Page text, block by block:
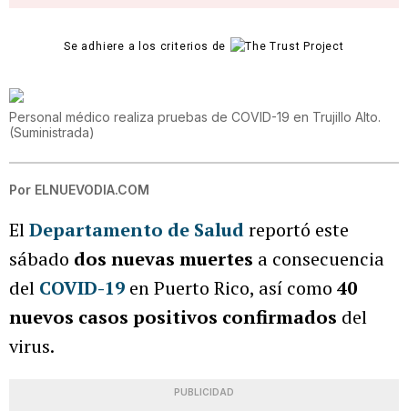
Se adhiere a los criterios de
Personal médico realiza pruebas de COVID-19 en Trujillo Alto.
(Suministrada)
Por ELNUEVODIA.COM
ElDepartamento de Saludreportó este
sábado dos nuevas muertes a consecuencia
del COVID-19 en Puerto Rico, así como 40
nuevos casos positivos confirmados del
virus.
PUBLICIDAD